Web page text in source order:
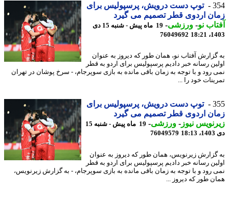
توپ دست درویش، پرسپولیس برای
اردوی قطر تصمیم می گیرد
نو- ورزشی-
19 ماه پیش - شنبه 15 دی
76049692
آفتاب نو، همان طور که دیروز به عنوان
رسانه خبر دادیم پرسپولیس برای اردو به قطر
رود و با توجه به زمان باقی مانده به بازی سوپرجام، - سرخ پوشان در تهران
خود را ...
توپ دست درویش، پرسپولیس برای
اردوی قطر تصمیم می گیرد
نیوز-ورزشی-
19 ماه پیش - شنبه 15
76049579
زیرنویس، همان طور که دیروز به عنوان
رسانه خبر دادیم پرسپولیس برای اردو به قطر
رود و با توجه به زمان باقی مانده به بازی سوپرجام، - به گزارش زیرنویس،
طور که دیروز ...